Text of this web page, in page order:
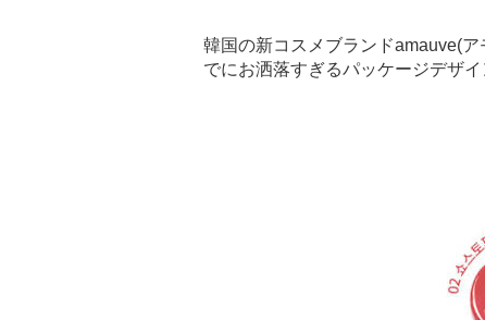
韓国の新コスメブランドamauve(
でにお洒落すぎるパッケージデザ